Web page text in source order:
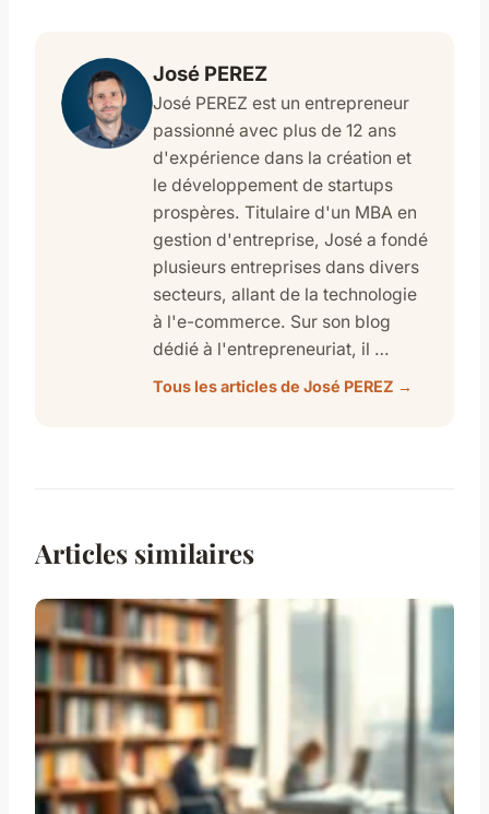
José PEREZ
José PEREZ est un entrepreneur
passionné avec plus de 12 ans
d'expérience dans la création et
le développement de startups
prospères. Titulaire d'un MBA en
gestion d'entreprise, José a fondé
plusieurs entreprises dans divers
secteurs, allant de la technologie
à l'e-commerce. Sur son blog
dédié à l'entrepreneuriat, il …
Tous les articles de José PEREZ →
Articles similaires